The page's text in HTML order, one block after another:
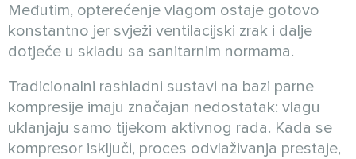
Međutim, opterećenje vlagom ostaje gotovo
konstantno jer svježi ventilacijski zrak i dalje
dotječe u skladu sa sanitarnim normama.
Tradicionalni rashladni sustavi na bazi parne
kompresije imaju značajan nedostatak: vlagu
uklanjaju samo tijekom aktivnog rada. Kada se
kompresor isključi, proces odvlaživanja prestaje,